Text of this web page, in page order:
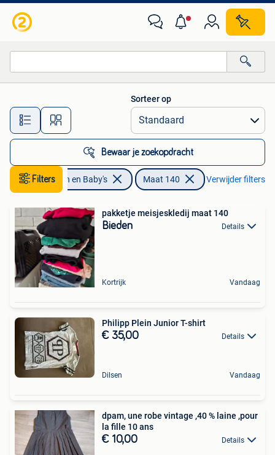
Alle afstanden…
Sorteer op
Bewaar je zoekopdracht
Filters
Kinderen en Baby's Maat 140 Verwijder filters
pakketje meisjeskledij maat 140
Bieden Details
Kortrijk Vandaag
Philipp Plein Junior T-shirt
€ 35,00 Details
Dilsen Vandaag
dpam, une robe vintage ,40 % laine ,pour
la fille 10 ans
€ 10,00 Details